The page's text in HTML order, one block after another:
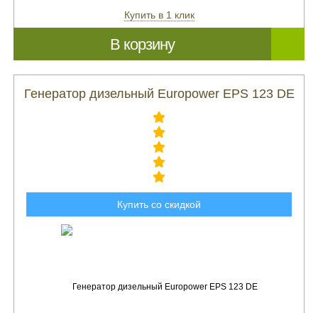
Купить в 1 клик
В корзину
Генератор дизельный Europower EPS 123 DE
Купить со скидкой